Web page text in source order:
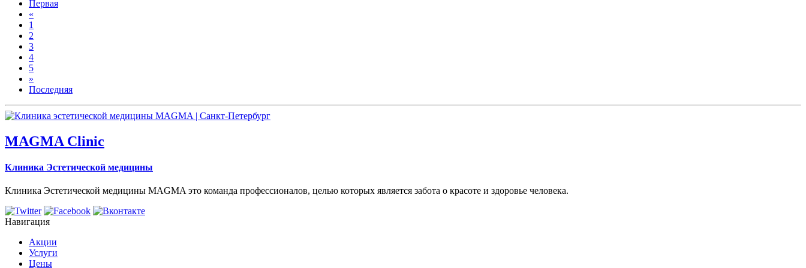
Первая
«
1
2
3
4
5
»
Последняя
MAGMA Clinic
Клиника Эстетической медицины
Клиника Эстетической медицины MAGMA это команда профессионалов, целью которых является забота о красоте и здоровье человека.
Навигация
Акции
Услуги
Цены